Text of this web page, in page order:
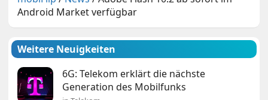
Android Market verfügbar
Weitere Neuigkeiten
6G: Telekom erklärt die nächste
Generation des Mobilfunks